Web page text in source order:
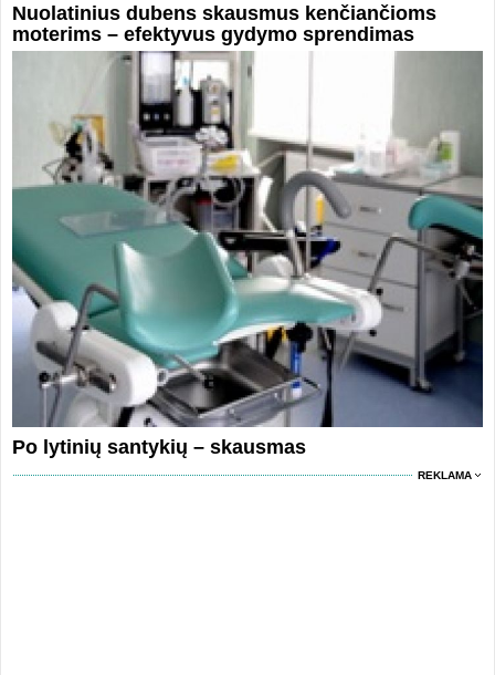
Nuolatinius dubens skausmus kenčiančioms
moterims – efektyvus gydymo sprendimas
Po lytinių santykių – skausmas
REKLAMA